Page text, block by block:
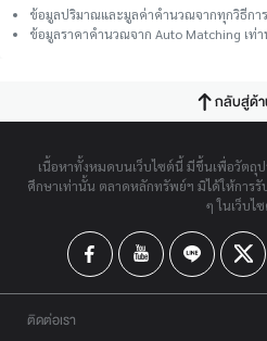
ข้อมูลปริมาณและมูลค่าคำนวณจากทุกวิธีกา
ข้อมูลราคาคำนวณจาก Auto Matching เท่
กลับสู่ด้
เนื้อหาทั้งหมดบนเว็บไซต์นี้ มีขึ้นเพื่อวัตถุ
ศึกษาเท่านั้น ตลาดหลักทรัพย์ฯ มิได้ให้การ
ๆ ในเว็บไ
ติดต่อเรา